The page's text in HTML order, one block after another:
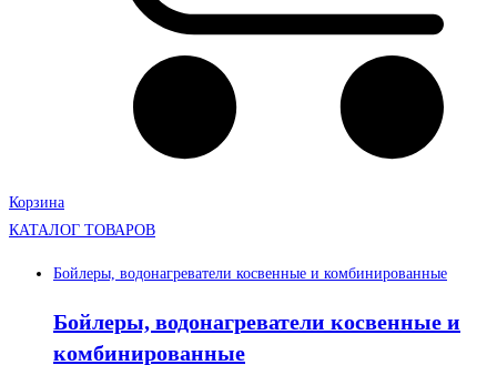
Корзина
КАТАЛОГ ТОВАРОВ
Бойлеры, водонагреватели косвенные и комбинированные
Бойлеры, водонагреватели косвенные и
комбинированные